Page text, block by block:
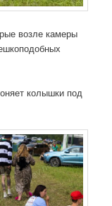
возле камеры
колышки под